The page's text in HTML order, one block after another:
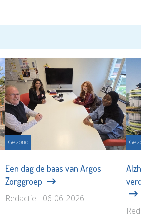
Gezond
Een dag de baas van Argos
Zorggroep
Redactie - 06-06-2026